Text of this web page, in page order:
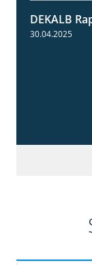
DEKALB
30.04.2025